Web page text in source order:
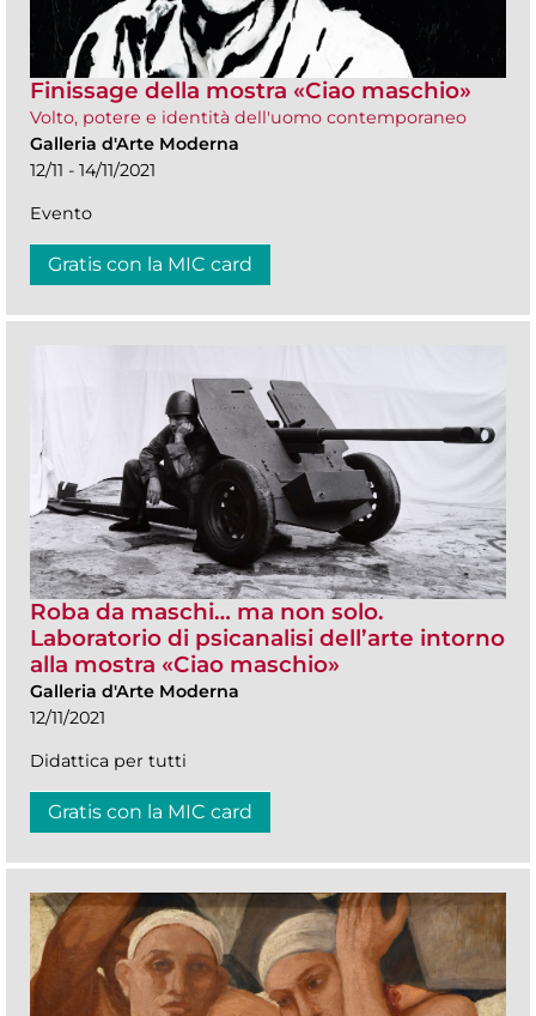
Finissage della mostra «Ciao maschio»
Volto, potere e identità dell'uomo contemporaneo
Galleria d'Arte Moderna
12/11 - 14/11/2021
Evento
Gratis con la MIC card
Roba da maschi… ma non solo.
Laboratorio di psicanalisi dell’arte intorno
alla mostra «Ciao maschio»
Galleria d'Arte Moderna
12/11/2021
Didattica per tutti
Gratis con la MIC card